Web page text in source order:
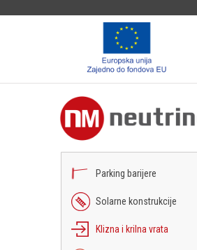
Parking barijere
Solarne konstrukcije
Klizna i krilna vrata